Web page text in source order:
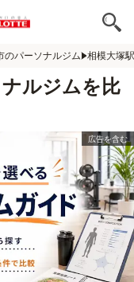
のパーソナルジム 相模大塚
ルジムを比